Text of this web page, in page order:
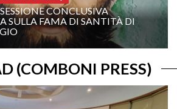
HOMILIAS AÑO A
XIX DOMINGO DEL TIEMPO
(CICLO A): «¡MÁNDAME IR HACIA
(COMBONI PRESS)